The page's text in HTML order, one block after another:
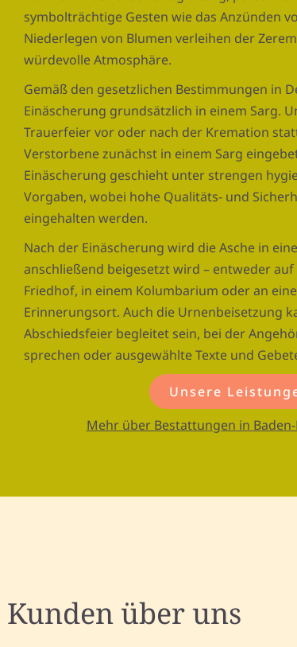
symbolträchtige Gesten wie das Anzünden
Niederlegen von Blumen verleihen der
würdevolle Atmosphäre.
Gemäß den gesetzlichen Bestimmungen in
Einäscherung grundsätzlich in einem Sarg.
Trauerfeier vor oder nach der Kremation
Verstorbene zunächst in einem Sarg
Einäscherung geschieht unter strengen
Vorgaben, wobei hohe Qualitäts- und
eingehalten werden.
Nach der Einäscherung wird die Asche in
anschließend beigesetzt wird – entweder
Friedhof, in einem Kolumbarium oder an
Erinnerungsort. Auch die Urnenbeisetzung
Abschiedsfeier begleitet sein, bei der
sprechen oder ausgewählte Texte und
Unsere
Mehr über Bestattungen in
Kunden über uns